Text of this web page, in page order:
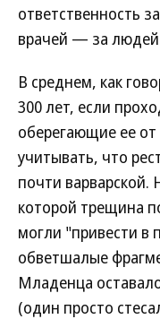
ответственность
врачей — за
В среднем, как
300 лет, если
оберегающие ее
учитывать, что
почти
которой трещина
могли "привести в
обветшалые
Младенца
(один просто